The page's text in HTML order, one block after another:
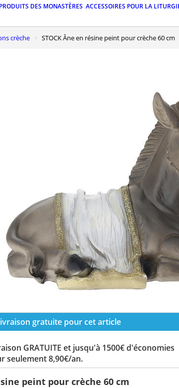
PRODUITS DES MONASTÈRES ACCESSOIRES POUR LA
crèche STOCK Âne en résine peint pour crèche 60 cm
gratuite pour cet article
GRATUITE et jusqu'à 1500€ d'économies
seulement 8,90€/an.
peint pour crèche 60 cm